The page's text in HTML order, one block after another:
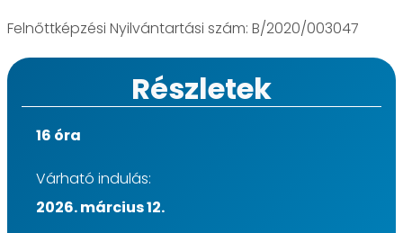
Felnőttképzési Nyilvántartási szám: B/2020/003047
Részletek
16 óra
Várható indulás:
2026. március 12.